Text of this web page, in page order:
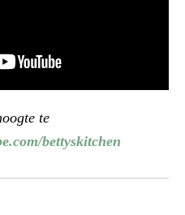
te
bettyskitchen